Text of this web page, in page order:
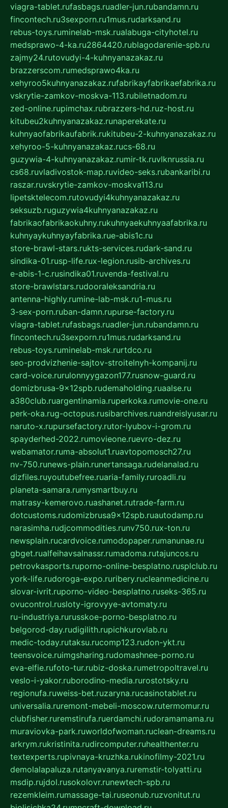
viagra-tablet.rufasbags.ruadler-jun.rubandamn.ru
fincontech.ru3sexporn.ru1mus.rudarksand.ru
rebus-toys.ruminelab-msk.rualabuga-cityhotel.ru
medsprawo-4-ka.ru2864420.rublagodarenie-spb.ru
zajmy24.rutovudyi-4-kuhnyanazakaz.ru
brazzerscom.rumedsprawo4ka.ru
xehyroo5kuhnyanazakaz.rufabrikayfabrikaefabrika.ru
vskrytie-zamkov-moskva-113.rubiletnadom.ru
zed-online.rupimchax.rubrazzers-hd.ruz-host.ru
kitubeu2kuhnyanazakaz.runaperekate.ru
kuhnyaofabrikaufabrik.rukitubeu-2-kuhnyanazakaz.ru
xehyroo-5-kuhnyanazakaz.rucs-68.ru
guzywia-4-kuhnyanazakaz.rumir-tk.ruvlknrussia.ru
cs68.ruvladivostok-map.ruvideo-seks.rubankaribi.ru
raszar.ruvskrytie-zamkov-moskva113.ru
lipetsktelecom.rutovudyi4kuhnyanazakaz.ru
seksuzb.ruguzywia4kuhnyanazakaz.ru
fabrikaofabrikaokuhny.rukuhnyaekuhnyaafabrika.ru
kuhnyaykuhnyayfabrika.rue-abis1c.ru
store-brawl-stars.rukts-services.rudark-sand.ru
sindika-01.rusp-life.rux-legion.rusib-archives.ru
e-abis-1-c.rusindika01.ruvenda-festival.ru
store-brawlstars.rudooraleksandria.ru
antenna-highly.rumine-lab-msk.ru1-mus.ru
3-sex-porn.ruban-damn.rupurse-factory.ru
viagra-tablet.rufasbags.ruadler-jun.rubandamn.ru
fincontech.ru3sexporn.ru1mus.rudarksand.ru
rebus-toys.ruminelab-msk.rurtdco.ru
seo-prodvizhenie-sajtov-stroitelnyh-kompanij.ru
card-voice.rurulonnyygazon177.rusnow-guard.ru
domizbrusa-9x12spb.rudemaholding.ruaalse.ru
a380club.ruargentinamia.ruperkoka.rumovie-one.ru
perk-oka.rug-octopus.rusibarchives.ruandreislyusar.ru
naruto-x.rupursefactory.rutor-lyubov-i-grom.ru
spayderhed-2022.rumovieone.ruevro-dez.ru
webamator.ruma-absolut1.ruavtopomosch27.ru
nv-750.runews-plain.runertansaga.rudelanalad.ru
dizfiles.ruyoutubefree.ruaria-family.ruroadli.ru
planeta-samara.rumysmartbuy.ru
matrasy-kemerovo.ruashanet.rutrade-farm.ru
dotcustoms.rudomizbrusa9x12spb.ruautodamp.ru
narasimha.rudjcommodities.runv750.rux-ton.ru
newsplain.rucardvoice.rumodopaper.rumanunae.ru
gbget.rualfeihavsalnassr.rumadoma.rutajuncos.ru
petrovkasports.ruporno-online-besplatno.rusplclub.ru
york-life.rudoroga-expo.ruribery.rucleanmedicine.ru
slovar-ivrit.ruporno-video-besplatno.ruseks-365.ru
ovucontrol.rusloty-igrovyye-avtomaty.ru
ru-industriya.rurusskoe-porno-besplatno.ru
belgorod-day.rudigilith.rupichkurovlab.ru
medic-today.rutaksu.rucomp123.rudon-ykt.ru
teensvoice.ruimgsharing.rudomashnee-porno.ru
eva-elfie.rufoto-tur.rubiz-doska.rumetropoltravel.ru
veslo-i-yakor.ruborodino-media.rurostotsky.ru
regionufa.ruweiss-bet.ruzaryna.rucasinotablet.ru
universalia.ruremont-mebeli-moscow.rutermomur.ru
clubfisher.ruremstirufa.ruerdamchi.rudoramamama.ru
muraviovka-park.ruworldofwoman.ruclean-dreams.ru
arkrym.rukristinita.rudircomputer.ruhealthenter.ru
textexperts.rupivnaya-kruzhka.rukinofilmy-2021.ru
demolalapaluza.rutanyavanya.ruremstir-tolyatti.ru
msdip.rujdol.rusokolovr.runewtech-spb.ru
rezemkleim.rumassage-tai.ruseonub.ruzvonitut.ru